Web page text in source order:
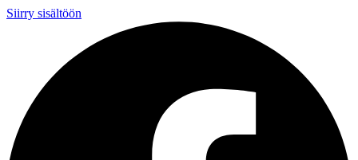
Siirry sisältöön